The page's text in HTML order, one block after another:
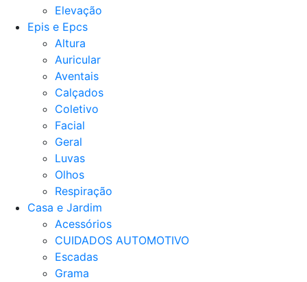
Elevação
Epis e Epcs
Altura
Auricular
Aventais
Calçados
Coletivo
Facial
Geral
Luvas
Olhos
Respiração
Casa e Jardim
Acessórios
CUIDADOS AUTOMOTIVO
Escadas
Grama